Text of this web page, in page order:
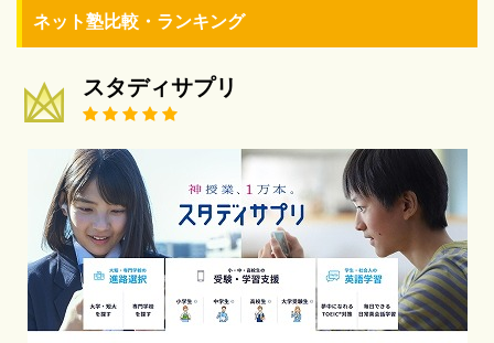
ネット塾比較・ランキング
スタディサプリ